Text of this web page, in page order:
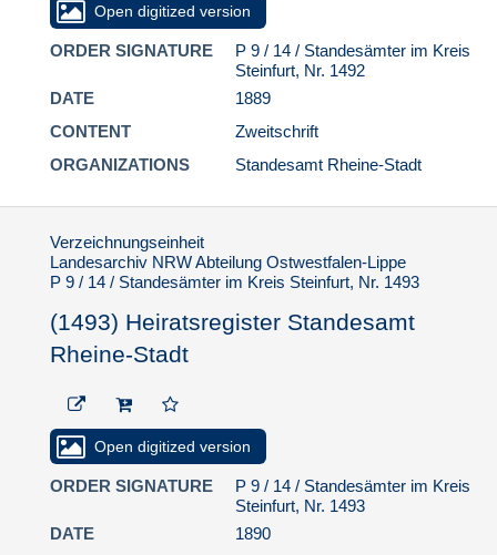
(1538) Heiratsregister
Standesamt Rheine-
Stadt
(1539) Heiratsregister
Stadt
(1540) Heiratsregister
(1541) Heiratsregister
Stadt
Stadt
(1544) Heiratsregister
Standesamt Rheine-
Open digitized version
ORDER SIGNATURE
P 9 / 14 / Standesämter im Kreis
Steinfurt, Nr. 1492
DATE
1889
CONTENT
Zweitschrift
ORGANIZATIONS
Standesamt Rheine-Stadt
Verzeichnungseinheit
Landesarchiv NRW Abteilung Ostwestfalen-Lippe
P 9 / 14 / Standesämter im Kreis Steinfurt, Nr. 1493
(1493) Heiratsregister Standesamt
Rheine-Stadt
Open digitized version
ORDER SIGNATURE
P 9 / 14 / Standesämter im Kreis
Steinfurt, Nr. 1493
DATE
1890